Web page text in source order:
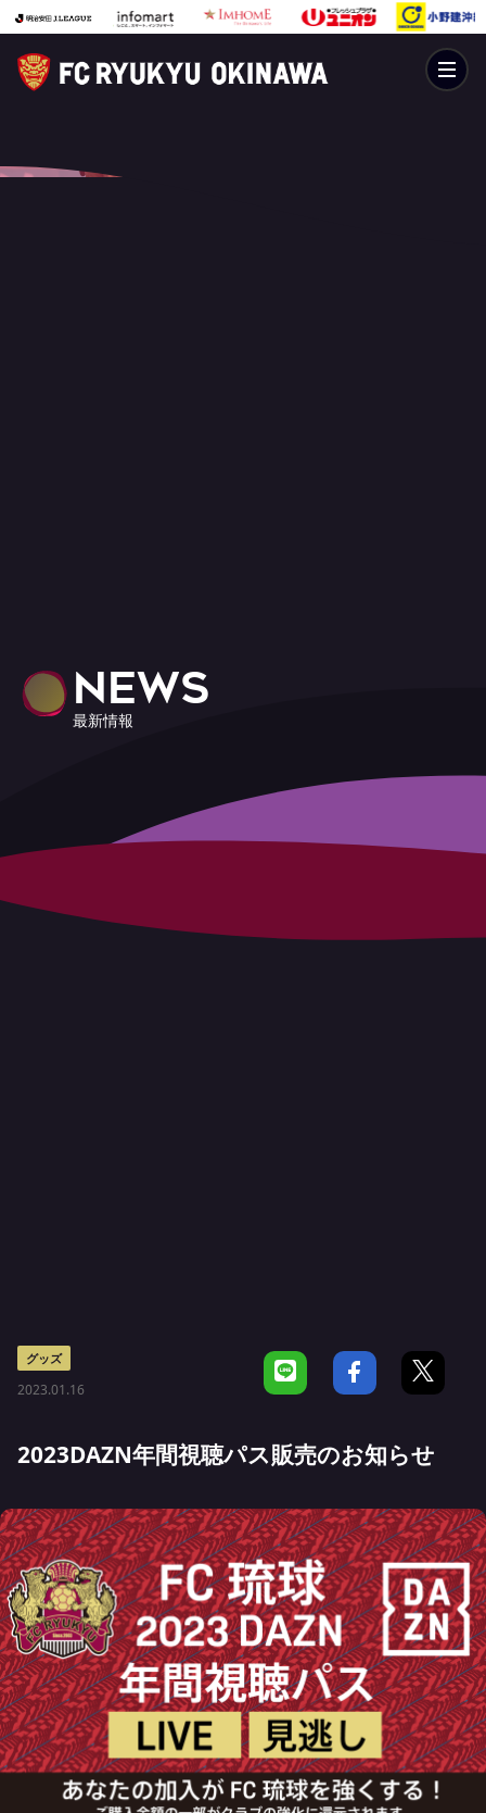
NEWS
最新情報
グッズ
2023.01.16
2023DAZN年間視聴パス販売のお知らせ